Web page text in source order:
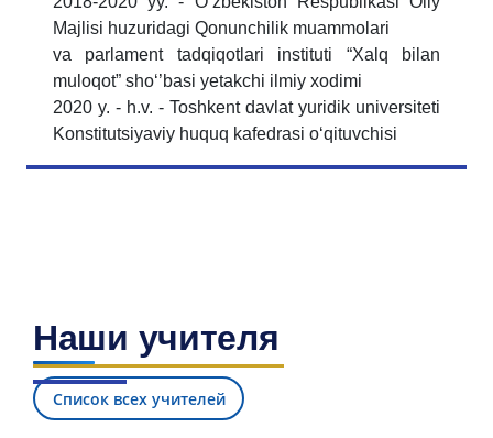
Majlisi huzuridagi Qonunchilik muammolari
va parlament tadqiqotlari instituti “Xalq bilan
muloqot” sho‘’basi yetakchi ilmiy xodimi
2020 y. - h.v. - Toshkent davlat yuridik universiteti
Konstitutsiyaviy huquq kafedrasi o‘qituvchisi
Наши учителя
Список всех учителей